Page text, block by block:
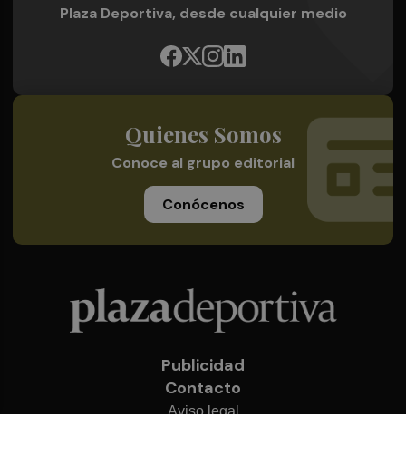
Plaza Deportiva, desde cualquier medio
Quienes Somos
Conoce al grupo editorial
Conócenos
Publicidad
Contacto
Aviso legal